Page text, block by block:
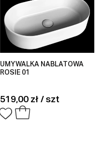
UMYWALKA NABLATOWA
ROSIE 01
519,00 zł / szt